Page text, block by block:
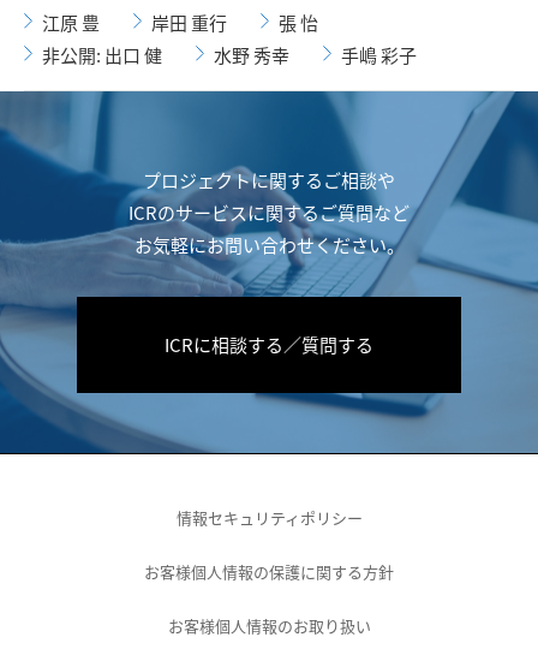
江原 豊
岸田 重行
張 怡
非公開: 出口 健
水野 秀幸 手嶋 彩子
プロジェクトに関するご相談や
ICRのサービスに関するご質問など
お気軽にお問い合わせください。
ICRに相談する／質問する
情報セキュリティポリシー
お客様個人情報の保護に関する方針
お客様個人情報のお取り扱い